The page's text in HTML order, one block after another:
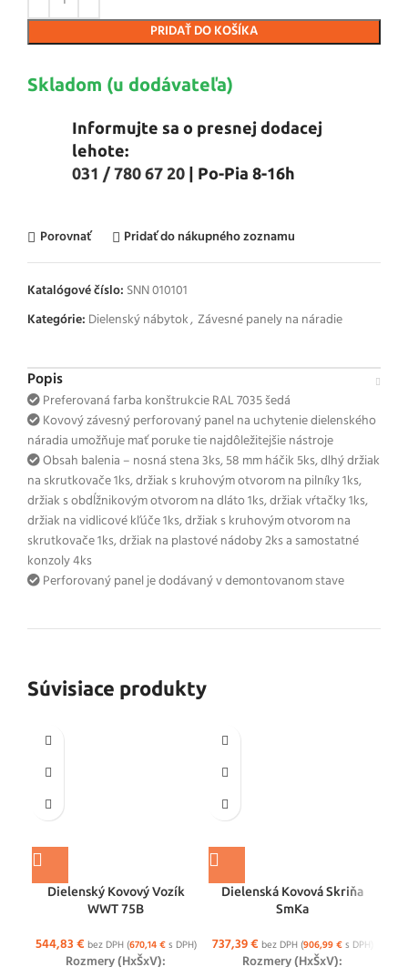
PRIDAŤ DO KOŠÍKA
Skladom (u dodávateľa)
Informujte sa o presnej dodacej
lehote:
031 / 780 67 20 | Po-Pia 8-16h
Porovnať Pridať do nákupného zoznamu
Katalógové číslo: SNN 010101
Kategórie: Dielenský nábytok, Závesné panely na náradie
Popis
Preferovaná farba konštrukcie RAL 7035 šedá
Kovový závesný perforovaný panel na uchytenie dielenského
náradia umožňuje mať poruke tie najdôležitejšie nástroje
Obsah balenia – nosná stena 3ks, 58 mm háčik 5ks, dlhý držiak
na skrutkovače 1ks, držiak s kruhovým otvorom na pilníky 1ks,
držiak s obdĺžnikovým otvorom na dláto 1ks, držiak vŕtačky 1ks,
držiak na vidlicové kľúče 1ks, držiak s kruhovým otvorom na
skrutkovače 1ks, držiak na plastové nádoby 2ks a samostatné
konzoly 4ks
Perforovaný panel je dodávaný v demontovanom stave
Súvisiace produkty
Dielenský Kovový Vozík
WWT 75B
544,83€ bez DPH (670,14€s DPH)
Rozmery (HxŠxV):
Dielenská Kovová Skriňa
SmKa
737,39€ bez DPH (906,99€s DPH)
Rozmery (HxŠxV):